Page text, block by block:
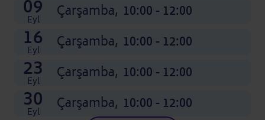
09
Eyl Çarşamba, 10:00 - 12:00
16
Eyl Çarşamba, 10:00 - 12:00
23
Eyl Çarşamba, 10:00 - 12:00
30
Eyl Çarşamba, 10:00 - 12:00